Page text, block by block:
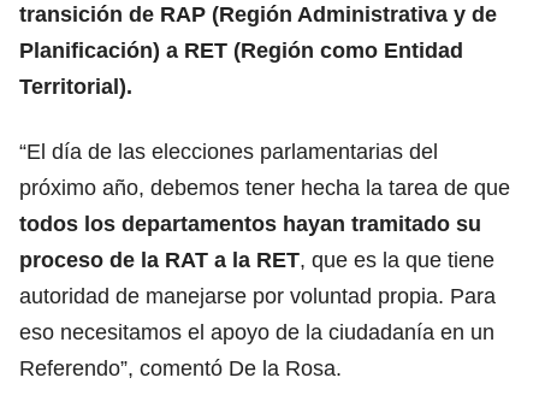
transición de RAP (Región Administrativa y de
Planificación) a RET (Región como Entidad
Territorial).
“El día de las elecciones parlamentarias del
próximo año, debemos tener hecha la tarea de que
todos los departamentos hayan tramitado su
proceso de la RAT a la RET, que es la que tiene
autoridad de manejarse por voluntad propia. Para
eso necesitamos el apoyo de la ciudadanía en un
Referendo”, comentó De la Rosa.